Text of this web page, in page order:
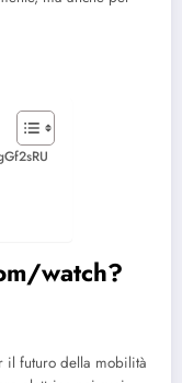
watch?
il futuro della mobilità